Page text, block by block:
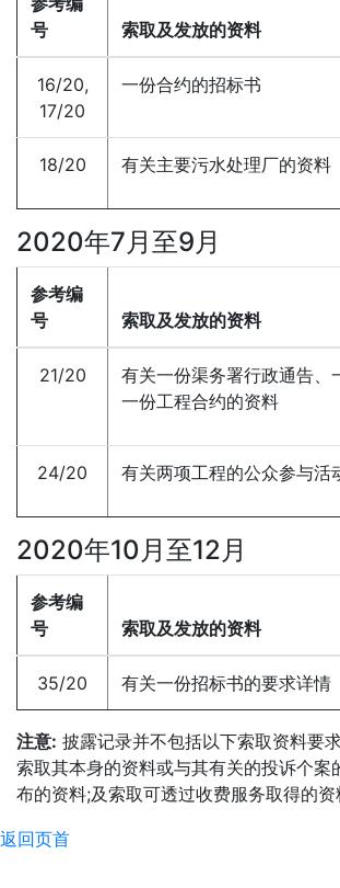
号
索取及发放的资料
16/20,
17/20
一份合约的招标书
18/20 有关主要污水处理厂的资料
2020年7月至9月
参考编
号
索取及发放的资料
21/20
有关一份渠务署行政通告、
一份工程合约的资料
24/20 有关两项工程的公众参与活
2020年10月至12月
参考编
号
索取及发放的资料
35/20 有关一份招标书的要求详情
注意: 披露记录并不包括以下索取资料要
索取其本身的资料或与其有关的投诉个案
布的资料;及索取可透过收费服务取得的资
返回页首